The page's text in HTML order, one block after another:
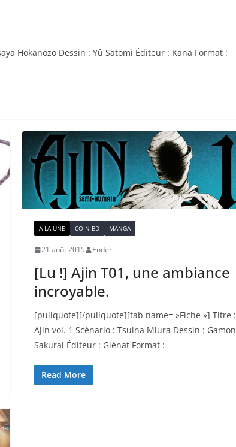
Hokanozo Dessin : Yû Satomi Éditeur : Kana Format :
A LA UNE COIN BD MANGA
21 août 2015 Ender
[Lu !] Ajin T01, une ambiance
incroyable.
[pullquote][/pullquote][tab name= »Fiche »] Titre :
Ajin vol. 1 Scénario : Tsuina Miura Dessin : Gamon
Sakurai Éditeur : Glénat Format :
Read More